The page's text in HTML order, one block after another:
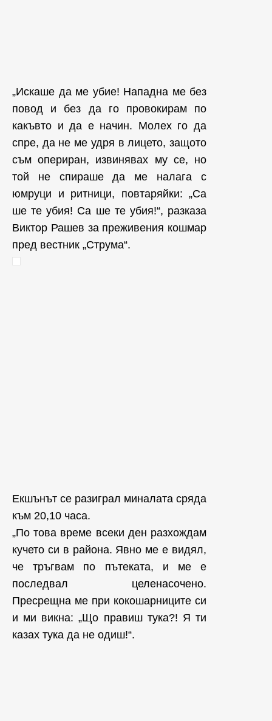
„Искаше да ме убие! Нападна ме без
повод и без да го провокирам по
какъвто и да е начин. Молех го да
спре, да не ме удря в лицето, защото
съм опериран, извинявах му се, но
той не спираше да ме налага с
юмруци и ритници, повтаряйки: „Са
ше те убия! Са ше те убия!“, разказа
Виктор Рашев за преживения кошмар
пред вестник „Струма“.
Екшънът се разиграл миналата сряда
към 20,10 часа.
„По това време всеки ден разхождам
кучето си в района. Явно ме е видял,
че тръгвам по пътеката, и ме е
последвал целенасочено.
Пресрещна ме при кокошарниците си
и ми викна: „Що правиш тука?! Я ти
казах тука да не одиш!“.